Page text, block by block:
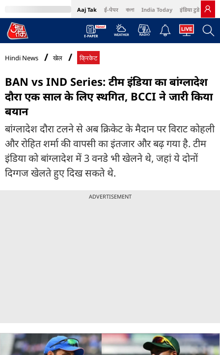
Aaj Tak ई-पेपर বাংলা India Today इंडिया टुडे हिंदी
MumbaiTak Cosmopolitan Harper's Bazaar Northeast
Hindi News खेल क्रिकेट
BAN vs IND Series: टीम इंडिया का बांग्लादेश
दौरा एक साल के लिए स्थगित, BCCI ने जारी किया
बयान
बांग्लादेश दौरा टलने से अब क्रिकेट के मैदान पर विराट कोहली
और रोहित शर्मा की वापसी का इंतजार और बढ़ गया है. टीम
इंड‍िया को बांग्लादेश में 3 वनडे भी खेलने थे, जहां ये दोनों
दिग्गज खेलते हुए दिख सकते थे.
ADVERTISEMENT